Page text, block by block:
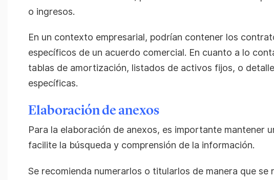
o ingresos.
En un contexto empresarial, podrían contener los
específicos de un acuerdo comercial. En cuanto a lo
tablas de amortización, listados de activos fijos, o
específicas.
Elaboración de anexos
Para la elaboración de anexos, es importante mantener
facilite la búsqueda y comprensión de la información.
Se recomienda numerarlos o titularlos de manera que se